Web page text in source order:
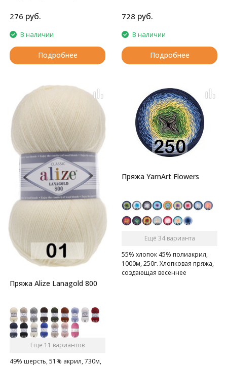
шапок и т.д.
276 руб.
В наличии
Подробнее
728 руб.
В наличии
Подробнее
Пряжа Alize Lanagold 800
Ещё 11 вариантов
49% шерсть, 51% акрил, 730м,
Пряжа YarnArt Flowers
Ещё 34 варианта
55% хлопок 45% полиакрил,
1000м, 250г. Хлопковая пряжа,
создающая весеннее